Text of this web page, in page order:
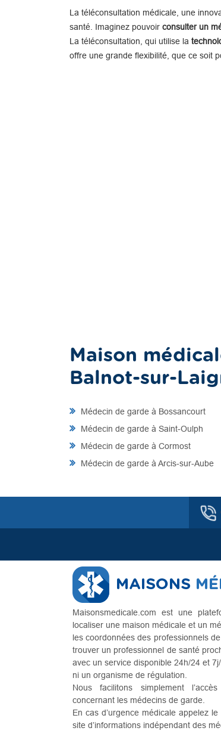
La téléconsultation médicale, une
santé. Imaginez pouvoir consulter un
La téléconsultation, qui utilise la
offre une grande flexibilité, que ce soit
Maison
Balnot-sur-
Médecin de garde à Bossancourt
Médecin de garde à Saint-Oulph
Médecin de garde à Cormost
Médecin de garde à Arcis-sur-Aube
Maisonsmedicale.com est une
localiser une maison médicale et un
les coordonnées des professionnels
trouver un professionnel de santé
avec un service disponible 24h/24 et
ni un organisme de régulation.
Nous facilitons simplement
concernant les médecins de garde.
En cas d’urgence médicale appelez
site d’informations indépendant des